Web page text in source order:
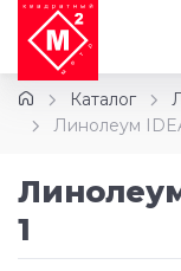
Каталог
Линолеум
1